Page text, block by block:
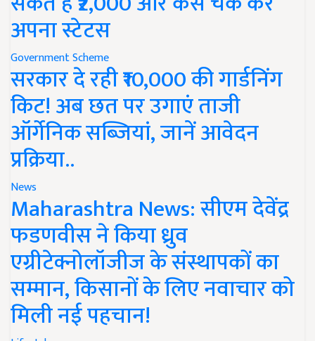
अपना स्टेटस
Government Scheme
सरकार दे रही ₹10,000 की गार्डनिंग
किट! अब छत पर उगाएं ताजी
ऑर्गेनिक सब्जियां, जानें आवेदन
प्रक्रिया..
News
Maharashtra News: सीएम देवेंद्र
फडणवीस ने किया ध्रुव
एग्रीटेक्नोलॉजीज के संस्थापकों का
सम्मान, किसानों के लिए नवाचार को
मिली नई पहचान!